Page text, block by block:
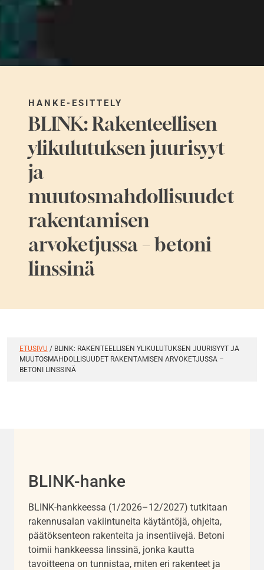
HANKE-ESITTELY
BLINK: Rakenteellisen
ylikulutuksen juurisyyt
ja
muutosmahdollisuudet
rakentamisen
arvoketjussa – betoni
linssinä
ETUSIVU / BLINK: RAKENTEELLISEN YLIKULUTUKSEN JUURISYYT JA
MUUTOSMAHDOLLISUUDET RAKENTAMISEN ARVOKETJUSSA –
BETONI LINSSINÄ
BLINK-hanke
BLINK-hankkeessa (1/2026–12/2027) tutkitaan
rakennusalan vakiintuneita käytäntöjä, ohjeita,
päätöksenteon rakenteita ja insentiivejä. Betoni
toimii hankkeessa linssinä, jonka kautta
tavoitteena on tunnistaa, miten eri rakenteet ja